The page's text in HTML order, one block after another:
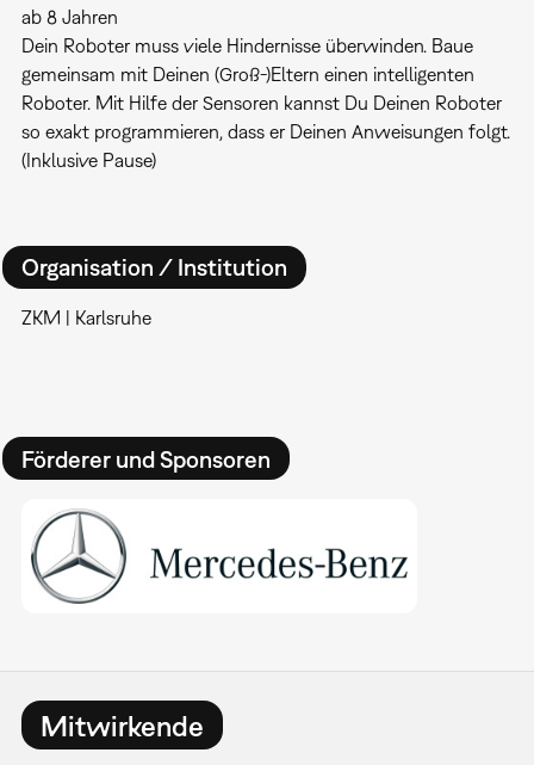
ab 8 Jahren
Dein Roboter muss viele Hindernisse überwinden. Baue
gemeinsam mit Deinen (Groß-)Eltern einen intelligenten
Roboter. Mit Hilfe der Sensoren kannst Du Deinen Roboter
so exakt programmieren, dass er Deinen Anweisungen folgt.
(Inklusive Pause)
Organisation / Institution
ZKM | Karlsruhe
Förderer und Sponsoren
Mitwirkende